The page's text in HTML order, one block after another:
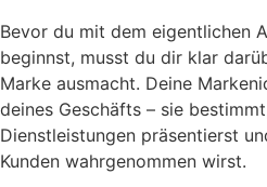
Bevor du mit dem eigentlichen
beginnst, musst du dir klar
Marke ausmacht. Deine
deines Geschäfts – sie
Dienstleistungen präsentierst
Kunden wahrgenommen wirst.